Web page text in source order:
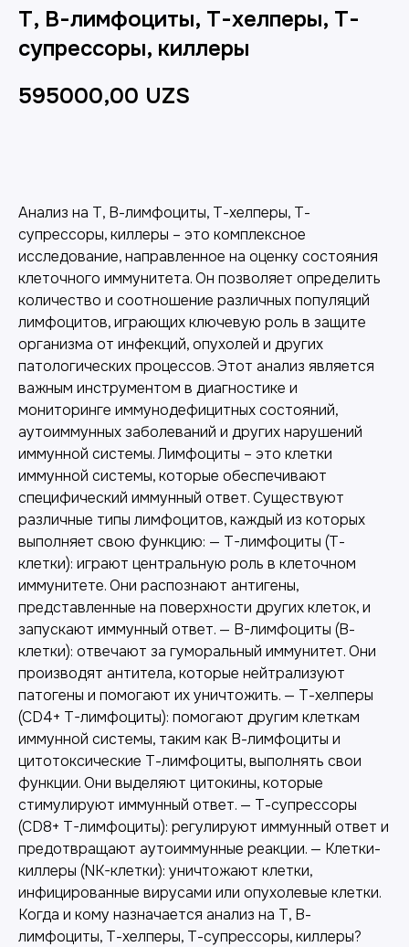
Т, В-лимфоциты, Т-хелперы, Т-
супрессоры, киллеры
595000,00 UZS
Анализ на Т, В-лимфоциты, Т-хелперы, Т-
супрессоры, киллеры – это комплексное
исследование, направленное на оценку состояния
клеточного иммунитета. Он позволяет определить
количество и соотношение различных популяций
лимфоцитов, играющих ключевую роль в защите
организма от инфекций, опухолей и других
патологических процессов. Этот анализ является
важным инструментом в диагностике и
мониторинге иммунодефицитных состояний,
аутоиммунных заболеваний и других нарушений
иммунной системы. Лимфоциты – это клетки
иммунной системы, которые обеспечивают
специфический иммунный ответ. Существуют
различные типы лимфоцитов, каждый из которых
выполняет свою функцию: — T-лимфоциты (Т-
клетки): играют центральную роль в клеточном
иммунитете. Они распознают антигены,
представленные на поверхности других клеток, и
запускают иммунный ответ. — B-лимфоциты (В-
клетки): отвечают за гуморальный иммунитет. Они
производят антитела, которые нейтрализуют
патогены и помогают их уничтожить. — Т-хелперы
(CD4+ T-лимфоциты): помогают другим клеткам
иммунной системы, таким как В-лимфоциты и
цитотоксические Т-лимфоциты, выполнять свои
функции. Они выделяют цитокины, которые
стимулируют иммунный ответ. — Т-супрессоры
(CD8+ T-лимфоциты): регулируют иммунный ответ и
предотвращают аутоиммунные реакции. — Клетки-
киллеры (NK-клетки): уничтожают клетки,
инфицированные вирусами или опухолевые клетки.
Когда и кому назначается анализ на Т, В-
лимфоциты, Т-хелперы, Т-супрессоры, киллеры?